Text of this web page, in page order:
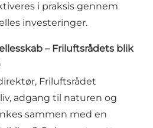
i praksis gennem
investeringer.
– Friluftsrådets blik
Friluftsrådet
adgang til naturen og
sammen med en